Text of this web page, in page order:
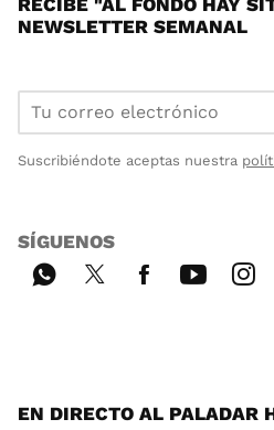
NEWSLETTER SEMANAL
Suscribiéndote aceptas nuestra
SÍGUENOS
EN DIRECTO AL PALADAR